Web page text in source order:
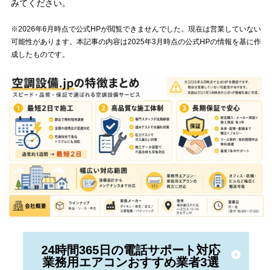
みてください。
※2026年6月時点で公式HPが閲覧できませんでした。現在は営業していない
可能性があります。本記事の内容は2025年3月時点の公式HPの情報を基に作
成したものです。
24時間365日の電話サポート対応
業務用エアコンおすすめ業者3選